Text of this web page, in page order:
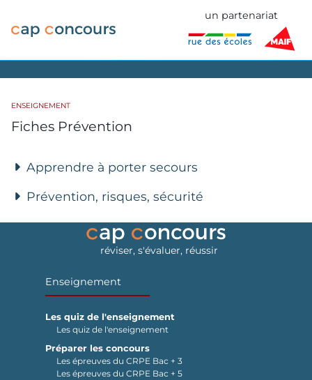
un partenariat
ENSEIGNEMENT
Fiches Prévention
Apprendre à porter secours
Prévention, risques, sécurité
réviser, s'évaluer, réussir
Enseignement
Les quiz de l'enseignement
Les quiz de l'enseignement
Préparer les concours
Les épreuves du CRPE Bac + 3
Les épreuves du CRPE Bac + 5